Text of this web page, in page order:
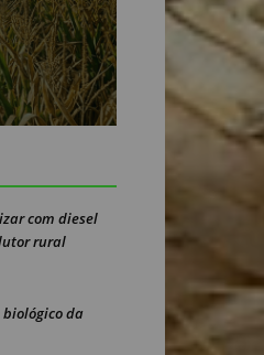
com diesel
rural
biológico da